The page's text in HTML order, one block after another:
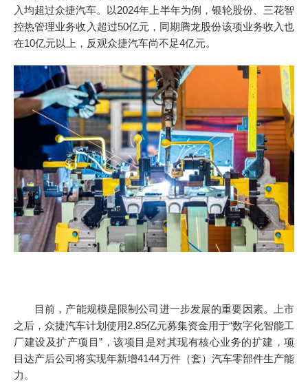
入均超过众捷汽车。以2024年上半年为例，银轮股份、三花智
控热管理业务收入超过50亿元，同期腾龙股份该项业务收入也
在10亿元以上，反观众捷汽车尚不足4亿元。
目前，产能规模是限制公司进一步发展的重要因素。上市
之后，众捷汽车计划使用2.85亿元募集资金用于“数字化智能工
厂建设及扩产项目”，该项目是对其现有核心业务的扩建，项
目达产后公司将实现年新增4144万件（套）汽车零部件生产能
力。